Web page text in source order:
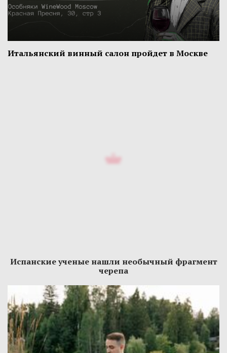
Итальянский винный салон пройдет в Москве
Испанские ученые нашли необычный фрагмент
черепа